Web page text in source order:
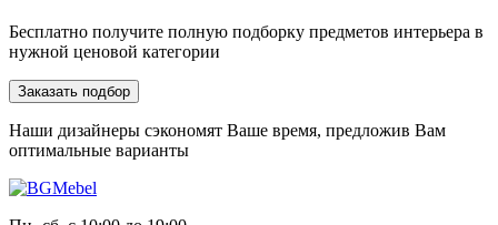
Бесплатно получите полную подборку предметов интерьера в
нужной ценовой категории
Заказать подбор
Наши дизайнеры сэкономят Ваше время, предложив Вам
оптимальные варианты